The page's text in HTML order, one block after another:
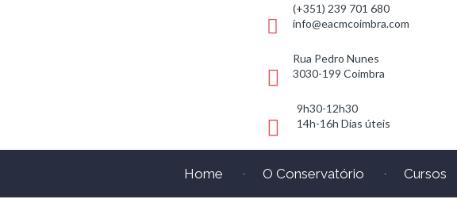
(+351) 239 701 680
info@eacmcoimbra.com
Rua Pedro Nunes
3030-199 Coimbra
9h30-12h30
14h-16h Dias úteis
Home O Conservatório Cursos